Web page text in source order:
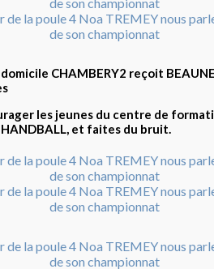
CHAMBERY2 reçoit
les jeunes du centre de
et faites du bruit.